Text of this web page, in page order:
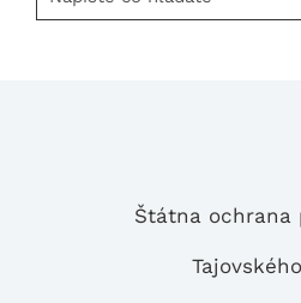
čo
Štátna ochrana